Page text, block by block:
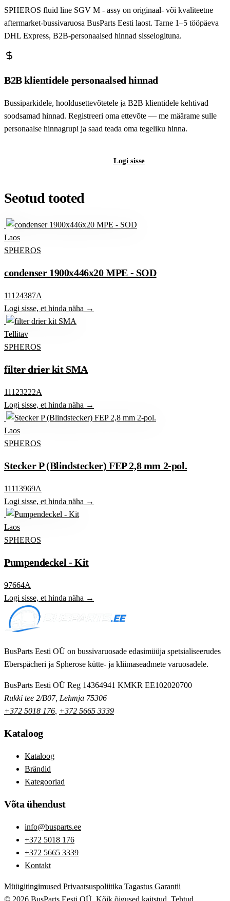
SPHEROS fluid line SGV M - assy on originaal- või kvaliteetne
aftermarket-bussivaruosa BusParts Eesti laost. Tarne 1–5 tööpäeva
DHL Express, B2B-personaalsed hinnad sisselogituna.
B2B klientidele personaalsed hinnad
Bussiparkidele, hooldusettevõtetele ja B2B klientidele kehtivad
soodsamad hinnad. Registreeri oma ettevõte — me määrame sulle
personaalse hinnagrupi ja saad teada oma tegeliku hinna.
Logi sisse
Seotud tooted
Laos
SPHEROS
condenser 1900x446x20 MPE - SOD
11124387A
Logi sisse, et hinda näha →
Tellitav
SPHEROS
filter drier kit SMA
11123222A
Logi sisse, et hinda näha →
Laos
SPHEROS
Stecker P (Blindstecker) FEP 2,8 mm 2-pol.
11113969A
Logi sisse, et hinda näha →
Laos
SPHEROS
Pumpendeckel - Kit
97664A
Logi sisse, et hinda näha →
BusParts Eesti OÜ on bussivaruosade edasimüüja spetsialiseerudes
Eberspächeri ja Spherose kütte- ja kliimaseadmete varuosadele.
BusParts Eesti OÜ Reg 14364941 KMKR EE102020700
Rukki tee 2/B07, Lehmja 75306
+372 5018 176 +372 5665 3339
Kataloog
Kataloog
Brändid
Kategooriad
Võta ühendust
info@busparts.ee
+372 5018 176
+372 5665 3339
Kontakt
Müügitingimused Privaatsuspoliitika Tagastus Garantii
© 2026 BusParts Eesti OÜ. Kõik õigused kaitstud. Tehtud